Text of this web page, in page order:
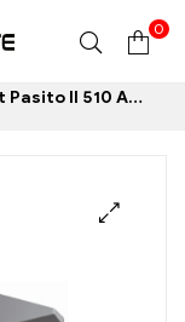
0
Adapter E-cigaretter Engros丨 Custom